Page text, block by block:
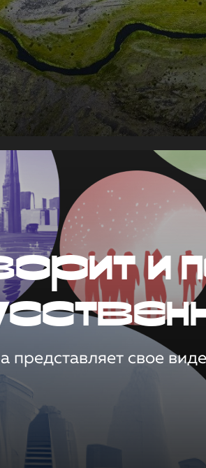
и
представляет свое